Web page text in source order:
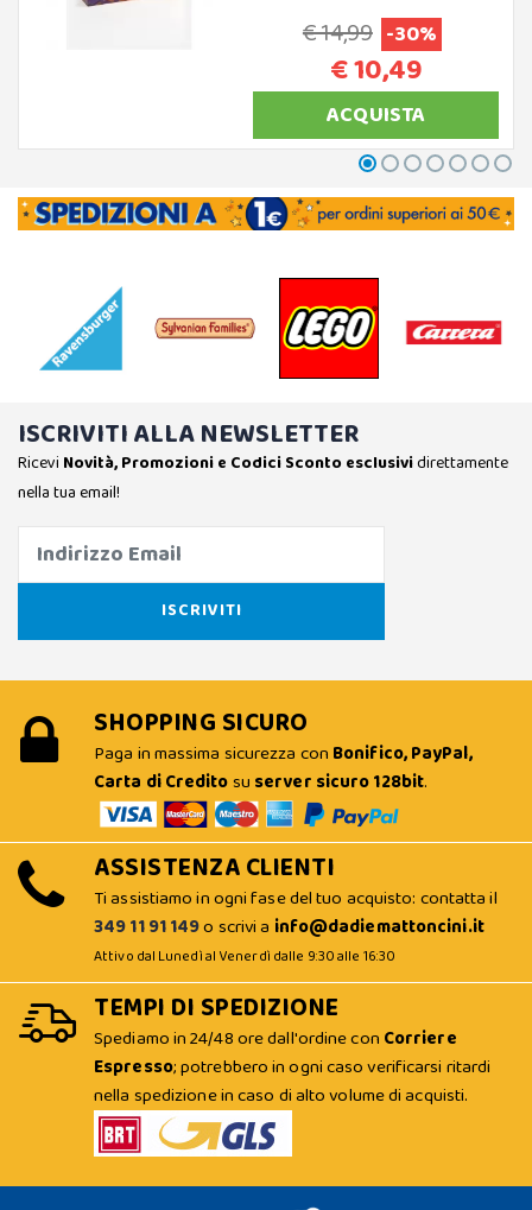
€ 14,99 -30%
€ 10,49
ACQUISTA
ISCRIVITI ALLA NEWSLETTER
Ricevi Novità, Promozioni e Codici Sconto esclusividirettamente
nella tua email!
SHOPPING SICURO
Paga in massima sicurezza con Bonifico, PayPal,
Carta di Creditosu server sicuro 128bit.
ASSISTENZA CLIENTI
Ti assistiamo in ogni fase del tuo acquisto: contatta il
349 11 91 149o scrivi a info@dadiemattoncini.it
Attivo dal Lunedì al Venerdì dalle 9:30 alle 16:30
TEMPI DI SPEDIZIONE
Spediamo in 24/48 ore dall'ordine con Corriere
Espresso; potrebbero in ogni caso verificarsi ritardi
nella spedizione in caso di alto volume di acquisti.